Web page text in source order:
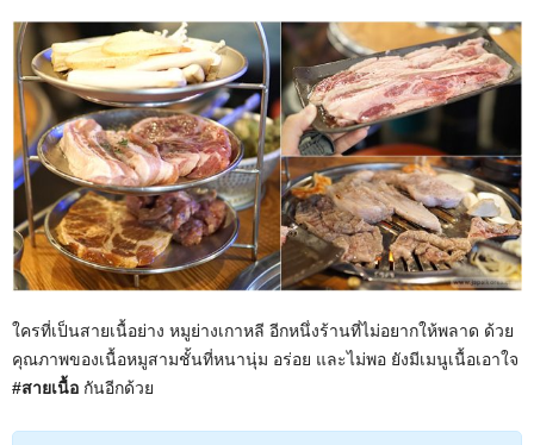
ใครที่เป็นสายเนื้อย่าง หมูย่างเกาหลี อีกหนึ่งร้านที่ไม่อยากให้พลาด ด้วย
คุณภาพของเนื้อหมูสามชั้นที่หนานุ่ม อร่อย และไม่พอ ยังมีเมนูเนื้อเอาใจ
#สายเนื้อ กันอีกด้วย